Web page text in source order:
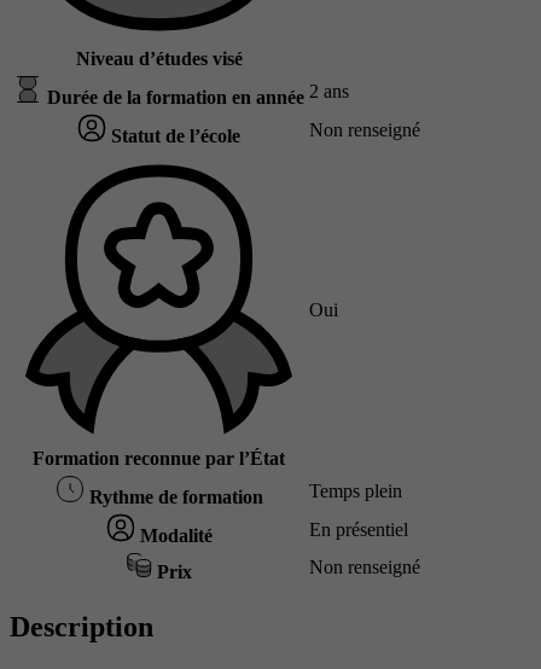
Niveau d’études visé
Durée de la formation en année 2 ans
Statut de l’école Non renseigné
Formation reconnue par l’État
Oui
Rythme de formation Temps plein
Modalité En présentiel
Prix Non renseigné
Description